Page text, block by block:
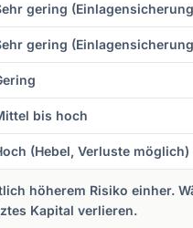
gering
gering
bis hoch
(Hebel, Verluste möglich)
höherem Risiko einher.
Kapital verlieren.